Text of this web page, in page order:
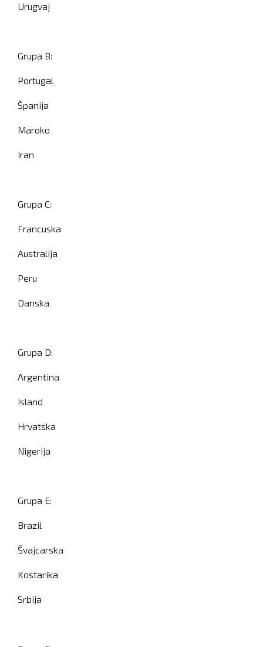
Urugvaj
Grupa B:
Portugal
Španija
Maroko
Iran
Grupa C:
Francuska
Australija
Peru
Danska
Grupa D:
Argentina
Island
Hrvatska
Nigerija
Grupa E:
Brazil
Švajcarska
Kostarika
Srbija